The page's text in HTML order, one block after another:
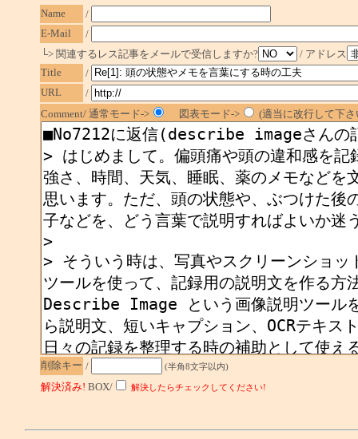
Name
/
E-Mail
/
└> 関連するレス記事をメールで受信しますか?
/ アドレス
Title
/
URL
/
Comment/ 通常モード->
図表モード-> (適当に改行して下
削除キー / (半角8文字以内)
解決済み! BOX/ 解決したらチェックしてください!